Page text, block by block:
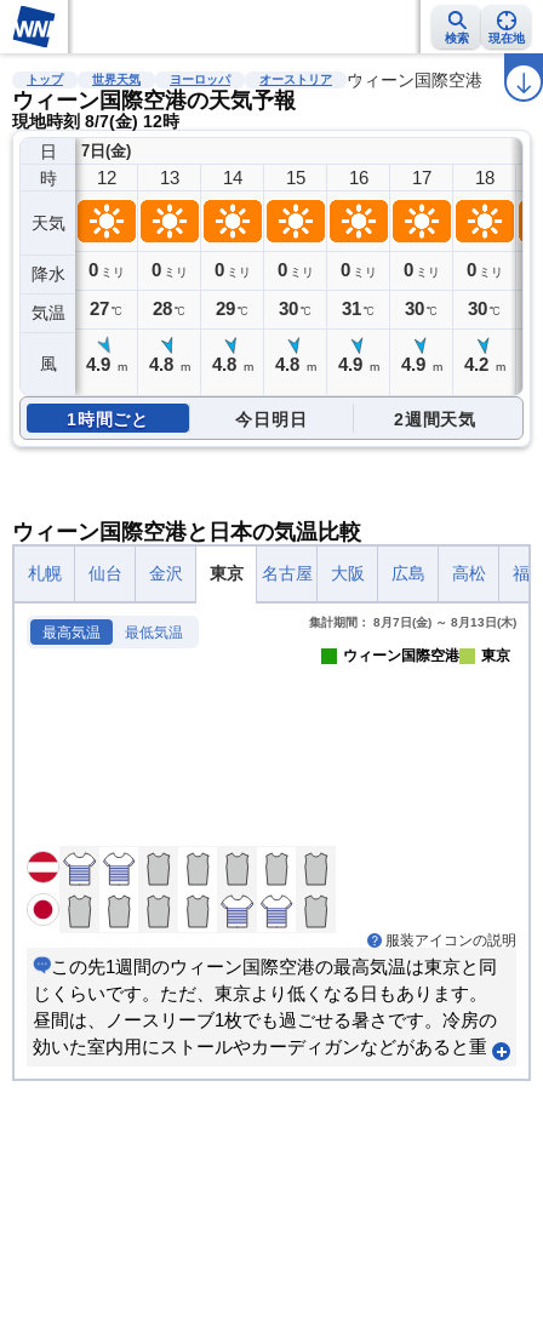
検索 現在地
雨雲レーダー 台風情報 地震情報 警報・注意報 2週間天気 ラ
トップ 世界天気 ヨーロッパ オーストリア ウィーン国際空港
ウィーン国際空港の天気予報
現地時刻 8/7(金) 12時
日
時
天気
降水
気温
風
7日(金)
12
0 ミリ
27℃
4.9 m
13
0 ミリ
28℃
4.8 m
14
0 ミリ
29℃
4.8 m
15
0 ミリ
30℃
4.8 m
16
0 ミリ
31℃
4.9 m
17
0 ミリ
30℃
4.9 m
18
0 ミリ
30℃
4.2 m
1時間ごと 今日明日 2週間天気
ウィーン国際空港と日本の気温比較
札幌 仙台 金沢 東京 名古屋 大阪 広島 高松 福
最高気温 最低気温
集計期間： 8月7日(金) ～ 8月13日(木)
ウィーン国際空港 東京
服装アイコンの説明
この先1週間のウィーン国際空港の最高気温は東京と同
じくらいです。ただ、東京より低くなる日もあります。
昼間は、ノースリーブ1枚でも過ごせる暑さです。冷房の
効いた室内用にストールやカーディガンなどがあると重